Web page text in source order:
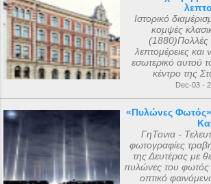
Ιστορικό
κομψές
(1880)Πολλές
λεπτομέρειες
εσωτερικό αυτού
κέντρο της
Dec-03 -
«Πυλώνες
ΓηΤονια -
φωτογραφίες
της Δευτέρας με
πυλώνες του φωτός
οπτικό